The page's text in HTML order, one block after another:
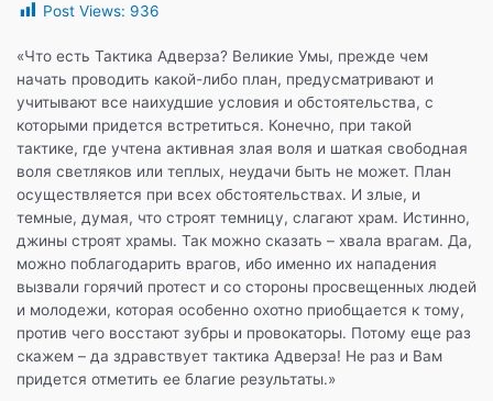
c
e
b
o
o
k
itt
er
e
gr
a
m
s
A
p
p
р
а
в
и
т
ь
Post Views: 936
«Что есть Тактика Адверза? Великие Умы, прежде чем
начать проводить какой-либо план, предусматривают и
учитывают все наихудшие условия и обстоятельства, с
которыми придется встретиться. Конечно, при такой
тактике, где учтена активная злая воля и шаткая свободная
воля светляков или теплых, неудачи быть не может. План
осуществляется при всех обстоятельствах. И злые, и
темные, думая, что строят темницу, слагают храм. Истинно,
джины строят храмы. Так можно сказать – хвала врагам. Да,
можно поблагодарить врагов, ибо именно их нападения
вызвали горячий протест и со стороны просвещенных людей
и молодежи, которая особенно охотно приобщается к тому,
против чего восстают зубры и провокаторы. Потому еще раз
скажем – да здравствует тактика Адверза! Не раз и Вам
придется отметить ее благие результаты.»